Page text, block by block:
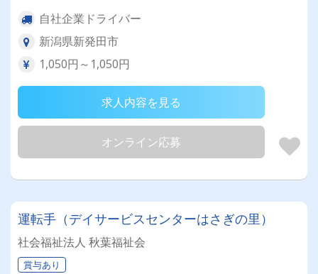
自社企業ドライバー
新潟県新発田市
1,050円～1,050円
求人内容を見る
オンライン応募
運転手（デイサービスセンターはさぎの里）
社会福祉法人 秋葉福祉会
賞与あり